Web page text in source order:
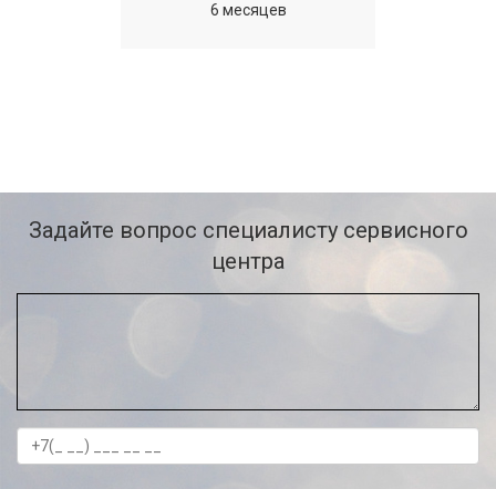
6 месяцев
Задайте вопрос специалисту сервисного
центра